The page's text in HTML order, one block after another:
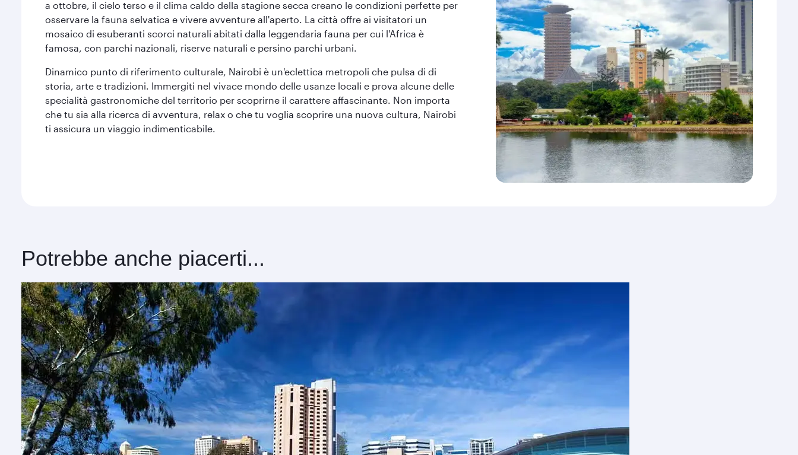
a ottobre, il cielo terso e il clima caldo della stagione secca creano le condizioni perfette per
osservare la fauna selvatica e vivere avventure all'aperto. La città offre ai visitatori un
mosaico di esuberanti scorci naturali abitati dalla leggendaria fauna per cui l'Africa è
famosa, con parchi nazionali, riserve naturali e persino parchi urbani.
Dinamico punto di riferimento culturale, Nairobi è un'eclettica metropoli che pulsa di di
storia, arte e tradizioni. Immergiti nel vivace mondo delle usanze locali e prova alcune delle
specialità gastronomiche del territorio per scoprirne il carattere affascinante. Non importa
che tu sia alla ricerca di avventura, relax o che tu voglia scoprire una nuova cultura, Nairobi
ti assicura un viaggio indimenticabile.
Potrebbe anche piacerti...